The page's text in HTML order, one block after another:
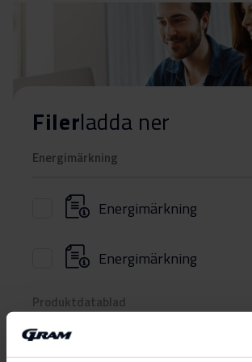
Filerladda ner
Energimärkning
Energimärkning
Energimärkning
Produktdatablad